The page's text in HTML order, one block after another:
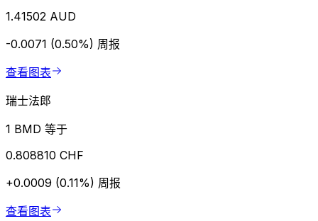
1.41502 AUD
-0.0071 (0.50%) 周报
查看图表
瑞士法郎
1 BMD 等于
0.808810 CHF
+0.0009 (0.11%) 周报
查看图表